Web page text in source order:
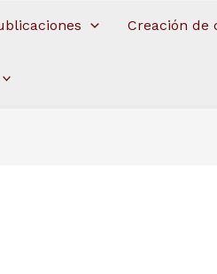
Creación de